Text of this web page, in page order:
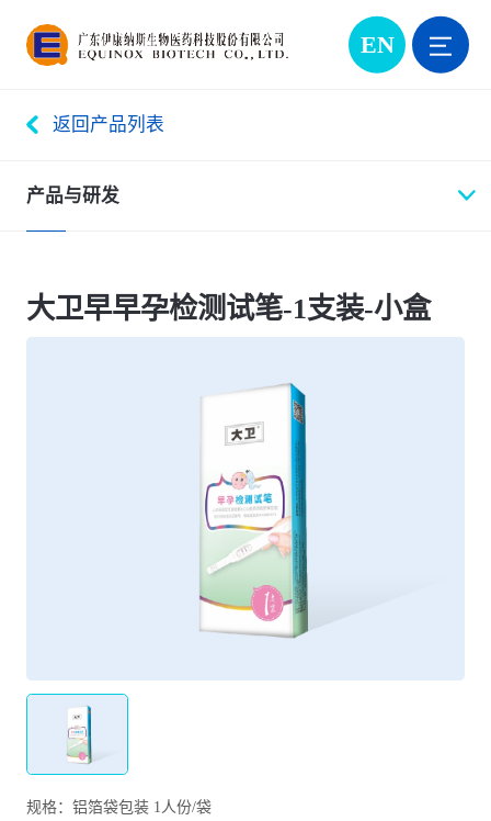
EN
返回产品列表
产品与研发
大卫早早孕检测试笔-1支装-小盒
规格：铝箔袋包装 1人份/袋